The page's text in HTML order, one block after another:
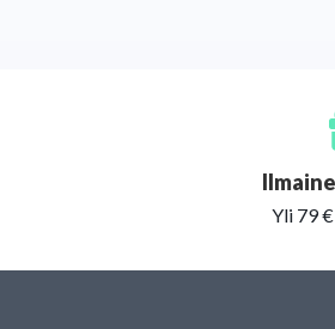
Yli 79